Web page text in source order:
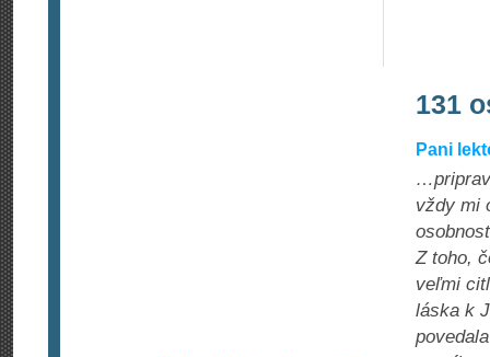
131
Pani
vždy mi
Z toho,
veľmi
láska k